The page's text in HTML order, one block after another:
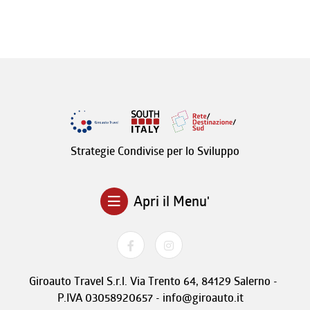
Strategie Condivise per lo Sviluppo
Apri il Menu'
Giroauto Travel S.r.l. Via Trento 64, 84129 Salerno -
P.IVA 03058920657 - info@giroauto.it